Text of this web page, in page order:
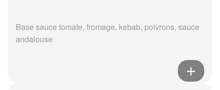
Base sauce tomate, fromage, kebab, poivrons, sauce
andalouse